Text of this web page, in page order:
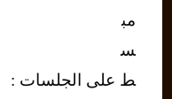
مب
س
ط على الجلسات :